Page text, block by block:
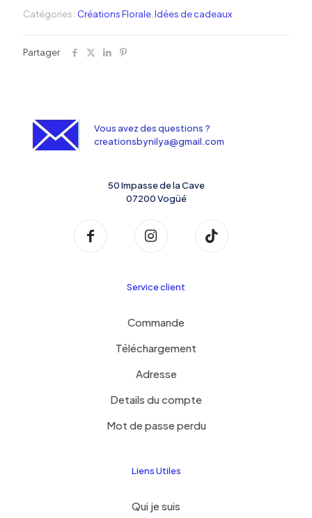
Catégories : Créations Florale Idées de cadeaux
Partager
Vous avez des questions ?
creationsbynilya@gmail.com
50 Impasse de la Cave
07200 Vogüé
Service client
Commande
Téléchargement
Adresse
Details du compte
Mot de passe perdu
Liens Utiles
Qui je suis